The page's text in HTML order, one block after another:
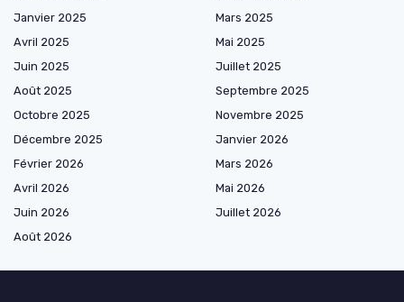
Janvier 2025
Mars 2025
Avril 2025
Mai 2025
Juin 2025
Juillet 2025
Août 2025
Septembre 2025
Octobre 2025
Novembre 2025
Décembre 2025
Janvier 2026
Février 2026
Mars 2026
Avril 2026
Mai 2026
Juin 2026
Juillet 2026
Août 2026